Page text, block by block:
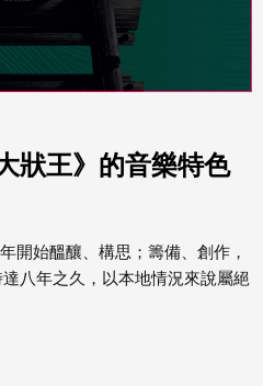
狀王》的音樂特色
開始醞釀、構思；籌備、創作，
八年之久，以本地情況來說屬絕